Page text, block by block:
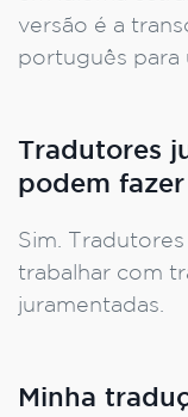
versão é a
português para
Tradutores
podem
Sim.
trabalhar com
juramentadas.
Minha